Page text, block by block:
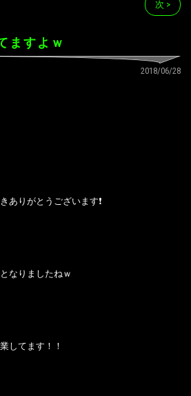
次 >
ますよｗ
2018/06/28
ありがとうございます❗
なりましたねｗ
してます！！